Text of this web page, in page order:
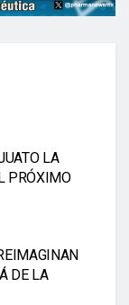
LA
PRÓXIMO
DE LA